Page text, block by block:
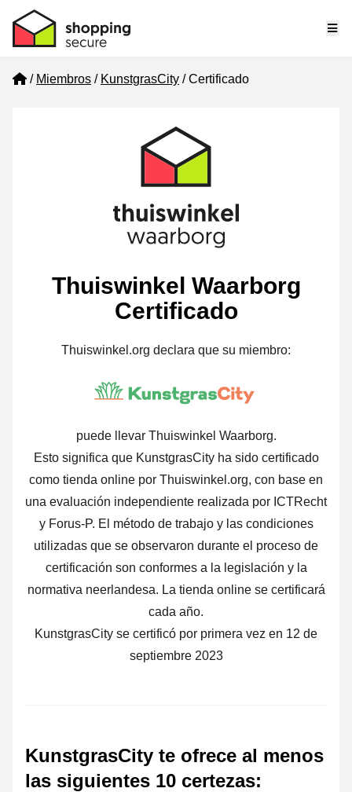
Home
Miembros KunstgrasCity Certificado
Thuiswinkel Waarborg
Certificado
Thuiswinkel.org declara que su miembro:
puede llevar Thuiswinkel Waarborg.
Esto significa que KunstgrasCity ha sido certificado
como tienda online por Thuiswinkel.org, con base en
una evaluación independiente realizada por ICTRecht
y Forus-P. El método de trabajo y las condiciones
utilizadas que se observaron durante el proceso de
certificación son conformes a la legislación y la
normativa neerlandesa. La tienda online se certificará
cada año.
KunstgrasCity se certificó por primera vez en 12 de
septiembre 2023
KunstgrasCity te ofrece al menos
las siguientes 10 certezas: